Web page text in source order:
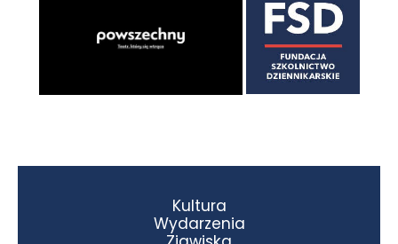
Kultura
Wydarzenia